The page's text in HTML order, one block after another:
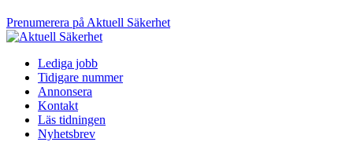
Prenumerera på Aktuell Säkerhet
Lediga jobb
Tidigare nummer
Annonsera
Kontakt
Läs tidningen
Nyhetsbrev